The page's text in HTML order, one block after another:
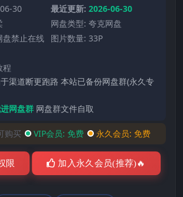
30
最近更新: 2026-06-30
网盘类型: 夸克网盘
盘禁止在线
图片数量: 33P
程
渠道断更跑路 本站已备份网盘群(永久专
网盘群 网盘群文件自取
购买 VIP会员: 免费 永久会员: 免费
限 加入永久会员(推荐)🔥